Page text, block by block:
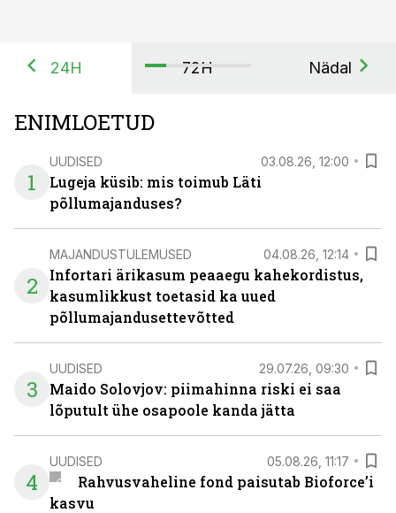
24H 72H Nädal
ENIMLOETUD
1
UUDISED 03.08.26, 12:00
Lugeja küsib: mis toimub Läti
põllumajanduses?
2
MAJANDUSTULEMUSED 04.08.26, 12:14
Infortari ärikasum peaaegu kahekordistus,
kasumlikkust toetasid ka uued
põllumajandusettevõtted
3
UUDISED 29.07.26, 09:30
Maido Solovjov: piimahinna riski ei saa
lõputult ühe osapoole kanda jätta
4
UUDISED 05.08.26, 11:17
Rahvusvaheline fond paisutab Bioforce’i
kasvu